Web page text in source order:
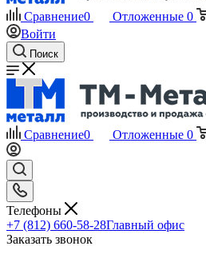
Сравнение0 Отложенные 0
Войти
Поиск
Сравнение0 Отложенные 0
Телефоны
+7 (812) 660-58-28Главный офис
Заказать звонок